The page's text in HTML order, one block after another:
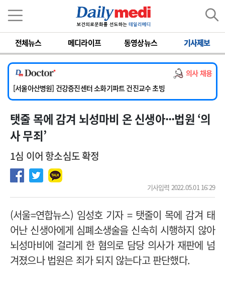
전체뉴스 메디라이프 동영상뉴스 기사제보
의사 채용
[단국대학교병원] 임상전담교원 및 전임의 초빙
[해운대부민병원] [해운대] 2026년 하반기 인턴 모집
[서울아산병원] 건강증진센터 소화기파트 건진교수 초빙
[충남대학교병원] [세종] 임상교수요원(류마티스내과) 공개채용 상시모집
[이대서울병원] 정형외과 일반의 초빙
[단국대학교병원] 임상전담교원 및 전임의 초빙
[해운대부민병원] [해운대] 2026년 하반기 인턴 모집
탯줄 목에 감겨 뇌성마비 온 신생아···법원 ‘의
사 무죄’
1심 이어 항소심도 확정
기사입력 2022.05.01 16:29
(서울=연합뉴스) 임성호 기자 = 탯줄이 목에 감겨 태
어난 신생아에게 심폐소생술을 신속히 시행하지 않아
뇌성마비에 걸리게 한 혐의로 담당 의사가 재판에 넘
겨졌으나 법원은 죄가 되지 않는다고 판단했다.